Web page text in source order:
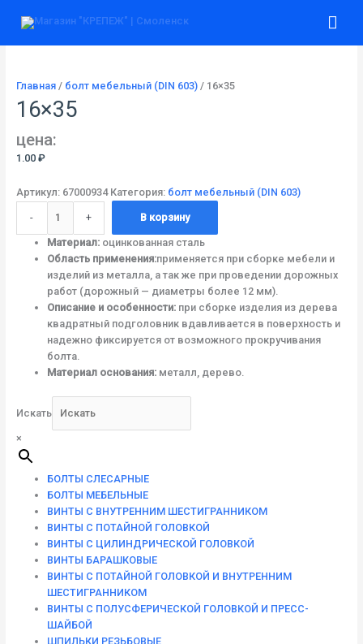
Главная/ болт мебельный (DIN 603)/ 16×35
16×35
цена:
1.00 ₽
Артикул: 67000934 Категория: болт мебельный (DIN 603)
-
товара
+ В корзину
Материал:оцинкованная сталь
Область применения:применяется при сборке мебели и
изделий из металла, а так же при проведении дорожных
работ (дорожный — диаметры более 12 мм).
Описание и особенности:при сборке изделия из дерева
квадратный подголовник вдавливается в поверхность и
надежно фиксируется от возможного прокручивания
болта.
Материал основания:металл, дерево.
Искать
×
БОЛТЫ СЛЕСАРНЫЕ
БОЛТЫ МЕБЕЛЬНЫЕ
ВИНТЫ С ВНУТРЕННИМ ШЕСТИГРАННИКОМ
ВИНТЫ С ПОТАЙНОЙ ГОЛОВКОЙ
ВИНТЫ С ЦИЛИНДРИЧЕСКОЙ ГОЛОВКОЙ
ВИНТЫ БАРАШКОВЫЕ
ВИНТЫ С ПОТАЙНОЙ ГОЛОВКОЙ И ВНУТРЕННИМ
ШЕСТИГРАННИКОМ
ВИНТЫ С ПОЛУСФЕРИЧЕСКОЙ ГОЛОВКОЙ И ПРЕСС-
ШАЙБОЙ
ШПИЛЬКИ РЕЗЬБОВЫЕ